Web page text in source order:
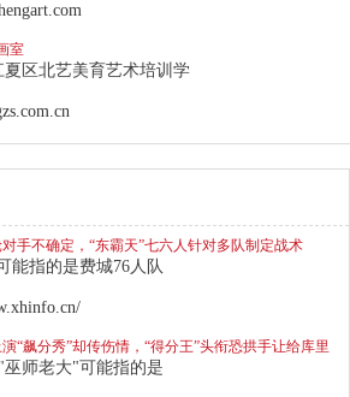
室
夏区北艺美育艺术培训学
手不确定，“东霸天”七六人针对多队制定战术
能指的是费城76人队
“飙分秀”却传伤情，“得分王”头衔恐拱手让给库里
师老大"可能指的是